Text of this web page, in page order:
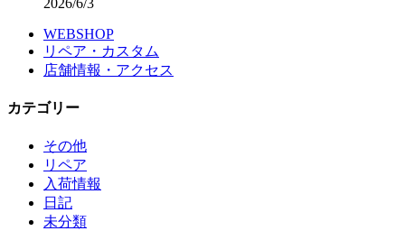
WEBSHOP
リペア・カスタム
店舗情報・アクセス
カテゴリー
その他
リペア
入荷情報
日記
未分類